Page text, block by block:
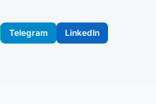
Telegram LinkedIn